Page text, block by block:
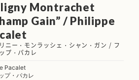
Montrachet
Gain” / Philippe
ニー・モンラッシェ・シャン・ガン / フ
プ・パカレ
Pacalet
プ・パカレ